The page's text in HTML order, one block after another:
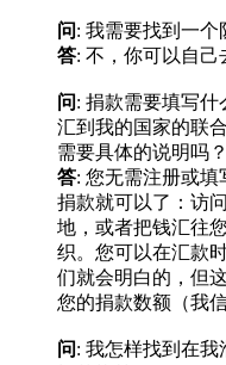
问: 我需要找到一个
答: 不，你可以自己
问: 捐款需要填写
汇到我的国家的联
需要具体的说明吗
答: 您无需注册或填
捐款就可以了：访
地，或者把钱汇往
织。您可以在汇款
们就会明白的，但
您的捐款数额（我
问: 我怎样找到在